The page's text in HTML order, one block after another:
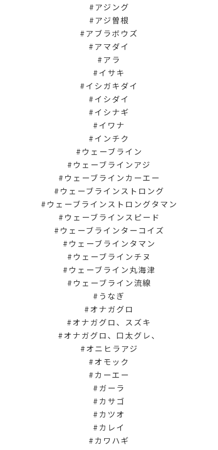
アジング
アジ曽根
アブラボウズ
アマダイ
アラ
イサキ
イシガキダイ
イシダイ
イシナギ
イワナ
インチク
ウェーブライン
ウェーブラインアジ
ウェーブラインカーエー
ウェーブラインストロング
ウェーブラインストロングタマン
ウェーブラインスピード
ウェーブラインターコイズ
ウェーブラインタマン
ウェーブラインチヌ
ウェーブライン丸海津
ウェーブライン流線
うなぎ
オナガグロ
オナガグロ、スズキ
オナガグロ、口太グレ、
オニヒラアジ
オモック
カーエー
ガーラ
カサゴ
カツオ
カレイ
カワハギ